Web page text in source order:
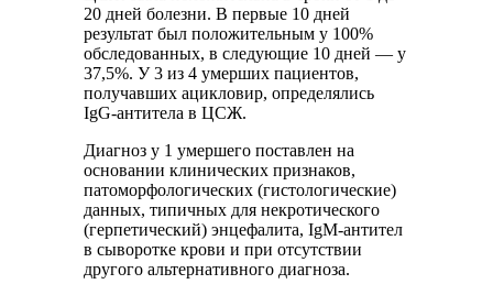
20 дней болезни. В первые 10 дней
результат был положительным у 100%
обследованных, в следующие 10 дней — у
37,5%. У 3 из 4 умерших пациентов,
получавших ацикловир, определялись
IgG-антитела в ЦСЖ.
Диагноз у 1 умершего поставлен на
основании клинических признаков,
патоморфологических (гистологические)
данных, типичных для некротического
(герпетический) энцефалита, IgM-антител
в сыворотке крови и при отсутствии
другого альтернативного диагноза.